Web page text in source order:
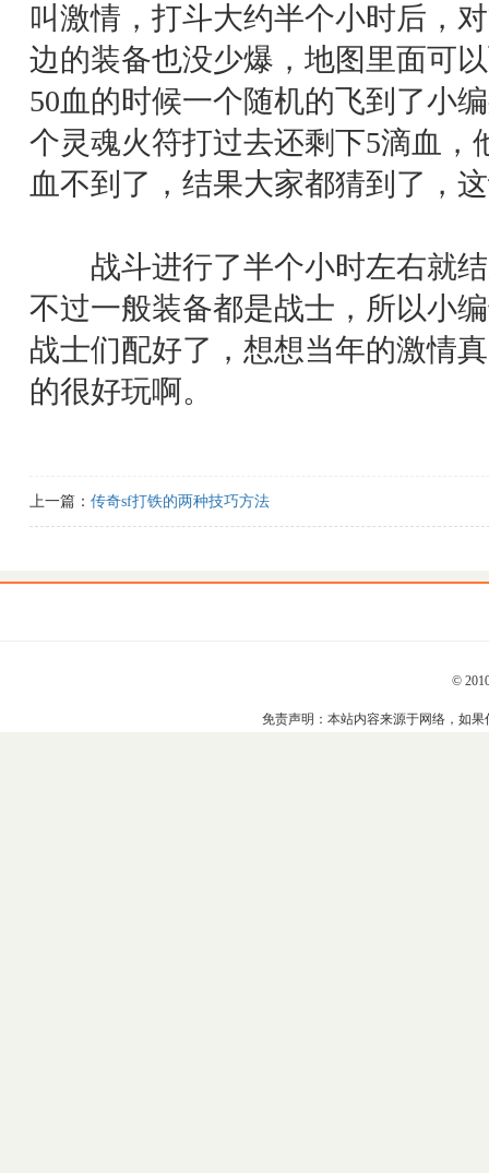
叫激情，打斗大约半个小时后，
边的装备也没少爆，地图里面可
50血的时候一个随机的飞到了小
个灵魂火符打过去还剩下5滴血，
血不到了，结果大家都猜到了，
战斗进行了半个小时左右就结
不过一般装备都是战士，所以小
战士们配好了，想想当年的激情
的很好玩啊。
上一篇： 传奇sf打铁的两种技巧方法
©
免责声明：本站内容来源于网络，如